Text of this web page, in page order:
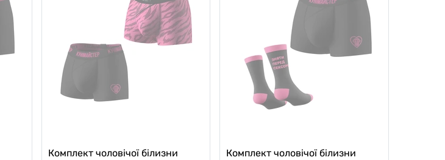
Комплект чоловічої білизни
Комплект чоловічої білизни